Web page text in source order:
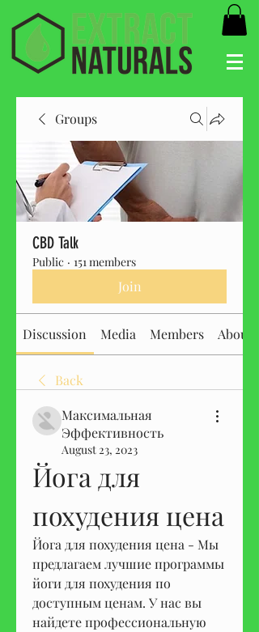
Groups
CBD Talk
Public · 151 members
Join
Discussion Media Members About
Back
Максимальная
Эффективность
August 23, 2023
Йога для
похудения цена
Йога для похудения цена - Мы
предлагаем лучшие программы
йоги для похудения по
доступным ценам. У нас вы
найдете профессиональную